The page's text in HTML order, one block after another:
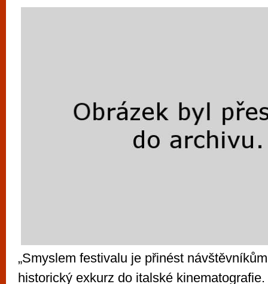
„Smyslem festivalu je přinést
historický exkurz do italské